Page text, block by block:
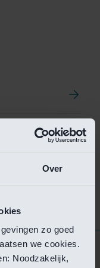
Over
zo goed
we cookies.
Noodzakelijk,